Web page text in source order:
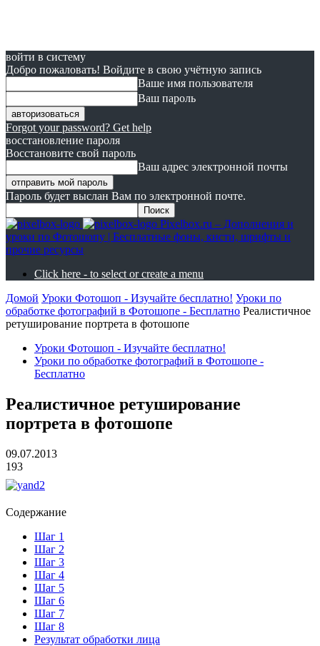
войти в систему
Добро пожаловать! Войдите в свою учётную запись
Ваше имя пользователя
Ваш пароль
Forgot your password? Get help
восстановление пароля
Восстановите свой пароль
Ваш адрес электронной почты
Пароль будет выслан Вам по электронной почте.
Pixelbox.ru – Дополнения и
уроки по Фотошопу | Бесплатные фоны, кисти, шрифты и
прочие ресурсы
Click here - to select or create a menu
Домой Уроки Фотошоп - Изучайте бесплатно! Уроки по
обработке фотографий в Фотошопе - Бесплатно Реалистичное
ретуширование портрета в фотошопе
Уроки Фотошоп - Изучайте бесплатно!
Уроки по обработке фотографий в Фотошопе -
Бесплатно
Реалистичное ретуширование
портрета в фотошопе
09.07.2013
193
Содержание
Шаг 1
Шаг 2
Шаг 3
Шаг 4
Шаг 5
Шаг 6
Шаг 7
Шаг 8
Результат обработки лица